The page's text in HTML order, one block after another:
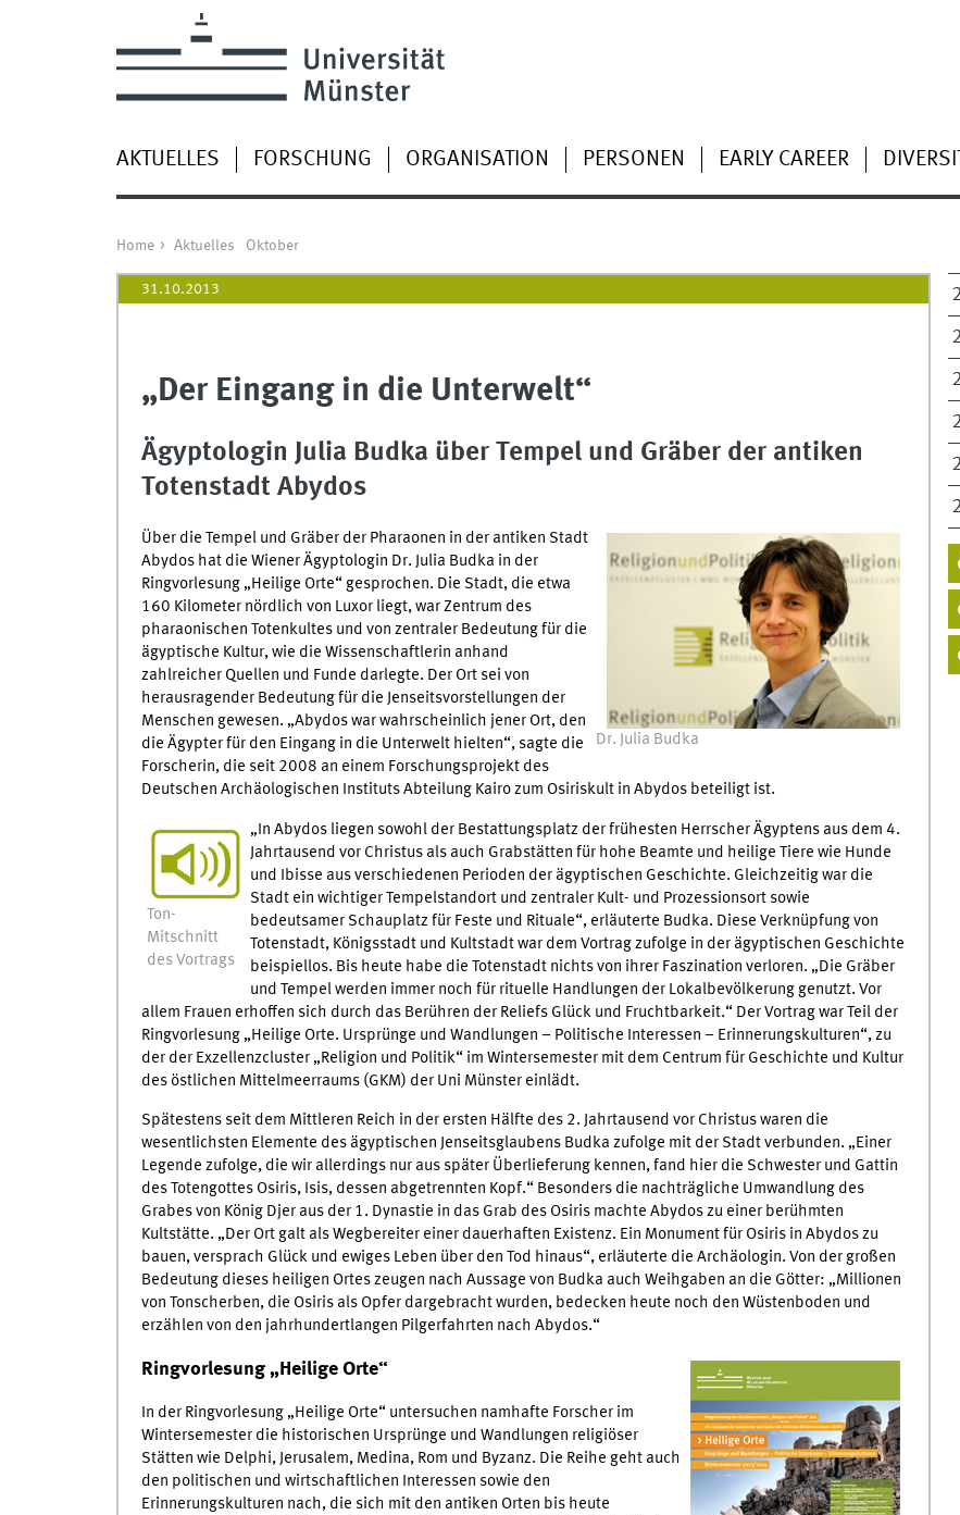
AKTUELLES FORSCHUNG ORGANISATION PERSONEN EARLY CAREER
Home Aktuelles Oktober
31.10.2013
„Der Eingang in die Unterwelt“
Ägyptologin Julia Budka über Tempel und Gräber der antiken
Totenstadt Abydos
Dr. Julia Budka
Über die Tempel und Gräber der Pharaonen in der antiken Stadt
Abydos hat die Wiener Ägyptologin Dr. Julia Budka in der
Ringvorlesung „Heilige Orte“ gesprochen. Die Stadt, die etwa
160 Kilometer nördlich von Luxor liegt, war Zentrum des
pharaonischen Totenkultes und von zentraler Bedeutung für die
ägyptische Kultur, wie die Wissenschaftlerin anhand
zahlreicher Quellen und Funde darlegte. Der Ort sei von
herausragender Bedeutung für die Jenseitsvorstellungen der
Menschen gewesen. „Abydos war wahrscheinlich jener Ort, den
die Ägypter für den Eingang in die Unterwelt hielten“, sagte die
Forscherin, die seit 2008 an einem Forschungsprojekt des
Deutschen Archäologischen Instituts Abteilung Kairo zum Osiriskult in Abydos beteiligt ist.
Ton-
Mitschnitt
des Vortrags
„In Abydos liegen sowohl der Bestattungsplatz der frühesten Herrscher Ägyptens aus dem 4.
Jahrtausend vor Christus als auch Grabstätten für hohe Beamte und heilige Tiere wie Hunde
und Ibisse aus verschiedenen Perioden der ägyptischen Geschichte. Gleichzeitig war die
Stadt ein wichtiger Tempelstandort und zentraler Kult- und Prozessionsort sowie
bedeutsamer Schauplatz für Feste und Rituale“, erläuterte Budka. Diese Verknüpfung von
Totenstadt, Königsstadt und Kultstadt war dem Vortrag zufolge in der ägyptischen Geschichte
beispiellos. Bis heute habe die Totenstadt nichts von ihrer Faszination verloren. „Die Gräber
und Tempel werden immer noch für rituelle Handlungen der Lokalbevölkerung genutzt. Vor
allem Frauen erhoffen sich durch das Berühren der Reliefs Glück und Fruchtbarkeit.“ Der Vortrag war Teil der
Ringvorlesung „Heilige Orte. Ursprünge und Wandlungen – Politische Interessen – Erinnerungskulturen“, zu
der der Exzellenzcluster „Religion und Politik“ im Wintersemester mit dem Centrum für Geschichte und Kultur
des östlichen Mittelmeerraums (GKM) der Uni Münster einlädt.
Spätestens seit dem Mittleren Reich in der ersten Hälfte des 2. Jahrtausend vor Christus waren die
wesentlichsten Elemente des ägyptischen Jenseitsglaubens Budka zufolge mit der Stadt verbunden. „Einer
Legende zufolge, die wir allerdings nur aus später Überlieferung kennen, fand hier die Schwester und Gattin
des Totengottes Osiris, Isis, dessen abgetrennten Kopf.“ Besonders die nachträgliche Umwandlung des
Grabes von König Djer aus der 1. Dynastie in das Grab des Osiris machte Abydos zu einer berühmten
Kultstätte. „Der Ort galt als Wegbereiter einer dauerhaften Existenz. Ein Monument für Osiris in Abydos zu
bauen, versprach Glück und ewiges Leben über den Tod hinaus“, erläuterte die Archäologin. Von der großen
Bedeutung dieses heiligen Ortes zeugen nach Aussage von Budka auch Weihgaben an die Götter: „Millionen
von Tonscherben, die Osiris als Opfer dargebracht wurden, bedecken heute noch den Wüstenboden und
erzählen von den jahrhundertlangen Pilgerfahrten nach Abydos.“
Ringvorlesung „Heilige Orte“
In der Ringvorlesung „Heilige Orte“ untersuchen namhafte Forscher im
Wintersemester die historischen Ursprünge und Wandlungen religiöser
Stätten wie Delphi, Jerusalem, Medina, Rom und Byzanz. Die Reihe geht auch
den politischen und wirtschaftlichen Interessen sowie den
Erinnerungskulturen nach, die sich mit den antiken Orten bis heute